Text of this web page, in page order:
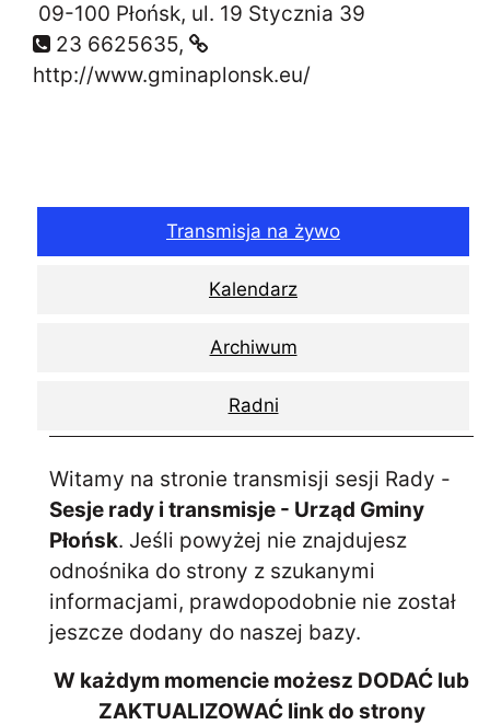
09-100 Płońsk, ul. 19 Stycznia 39
23 6625635,
http://www.gminaplonsk.eu/
Transmisja na żywo
Kalendarz
Archiwum
Radni
Witamy na stronie transmisji sesji Rady -
Sesje rady i transmisje - Urząd Gminy
Płońsk. Jeśli powyżej nie znajdujesz
odnośnika do strony z szukanymi
informacjami, prawdopodobnie nie został
jeszcze dodany do naszej bazy.
W każdym momencie możesz DODAĆ lub
ZAKTUALIZOWAĆ link do strony